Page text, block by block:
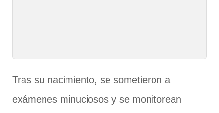
Tras su nacimiento, se sometieron a
exámenes minuciosos y se monitorean